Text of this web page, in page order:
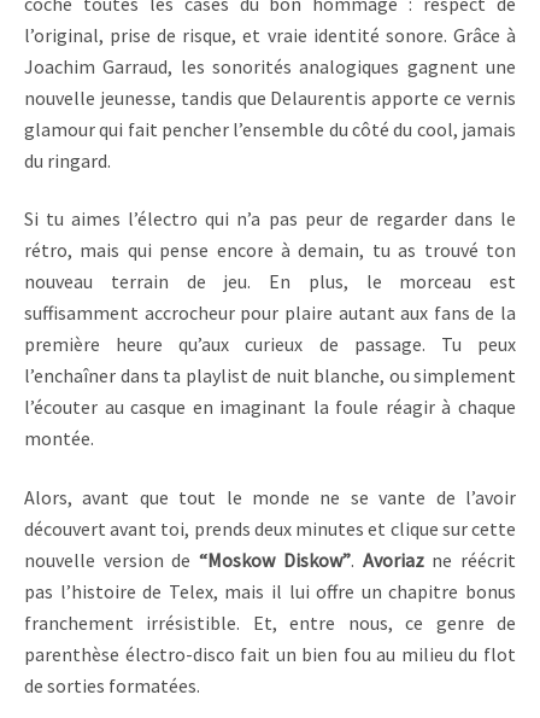
l’original, prise de risque, et vraie identité sonore. Grâce à
Joachim Garraud, les sonorités analogiques gagnent une
nouvelle jeunesse, tandis que Delaurentis apporte ce vernis
glamour qui fait pencher l’ensemble du côté du cool, jamais
du ringard.
Si tu aimes l’électro qui n’a pas peur de regarder dans le
rétro, mais qui pense encore à demain, tu as trouvé ton
nouveau terrain de jeu. En plus, le morceau est
suffisamment accrocheur pour plaire autant aux fans de la
première heure qu’aux curieux de passage. Tu peux
l’enchaîner dans ta playlist de nuit blanche, ou simplement
l’écouter au casque en imaginant la foule réagir à chaque
montée.
Alors, avant que tout le monde ne se vante de l’avoir
découvert avant toi, prends deux minutes et clique sur cette
nouvelle version de“Moskow Diskow”. Avoriazne réécrit
pas l’histoire de Telex, mais il lui offre un chapitre bonus
franchement irrésistible. Et, entre nous, ce genre de
parenthèse électro-disco fait un bien fou au milieu du flot
de sorties formatées.